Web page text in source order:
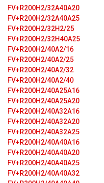
FV+R200H2/32A40A20
FV+R200H2/32A40A25
FV+R200H2/32H2/25
FV+R200H2/32H40A25
FV+R200H2/40A2/16
FV+R200H2/40A2/25
FV+R200H2/40A2/32
FV+R200H2/40A2/40
FV+R200H2/40A25A16
FV+R200H2/40A25A20
FV+R200H2/40A32A16
FV+R200H2/40A32A20
FV+R200H2/40A32A25
FV+R200H2/40A40A16
FV+R200H2/40A40A20
FV+R200H2/40A40A25
FV+R200H2/40A40A32